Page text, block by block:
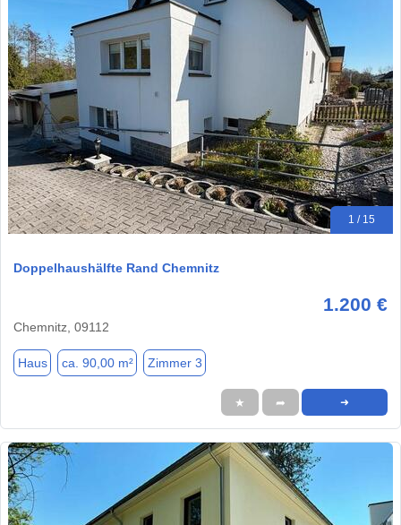
1 / 15
Doppelhaushälfte Rand Chemnitz
1.200 €
Chemnitz, 09112
Haus ca. 90,00 m² Zimmer 3
★ ➦ ➜